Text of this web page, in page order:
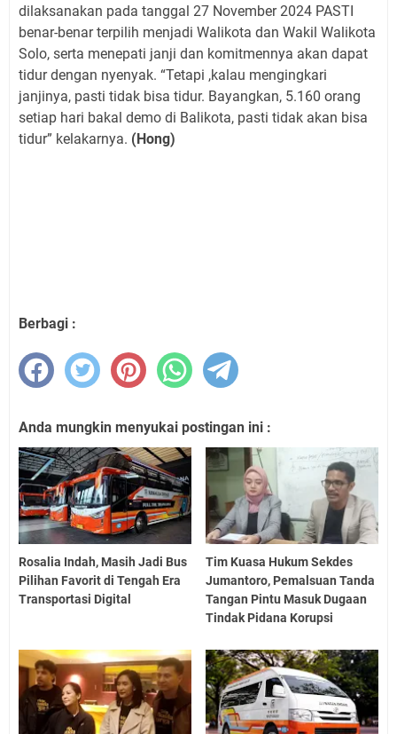
dilaksanakan pada tanggal 27 November 2024 PASTI
benar-benar terpilih menjadi Walikota dan Wakil Walikota
Solo, serta menepati janji dan komitmennya akan dapat
tidur dengan nyenyak. “Tetapi ,kalau mengingkari
janjinya, pasti tidak bisa tidur. Bayangkan, 5.160 orang
setiap hari bakal demo di Balikota, pasti tidak akan bisa
tidur” kelakarnya. (Hong)
Berbagi :
Anda mungkin menyukai postingan ini :
Rosalia Indah, Masih Jadi Bus
Pilihan Favorit di Tengah Era
Transportasi Digital
Tim Kuasa Hukum Sekdes
Jumantoro, Pemalsuan Tanda
Tangan Pintu Masuk Dugaan
Tindak Pidana Korupsi